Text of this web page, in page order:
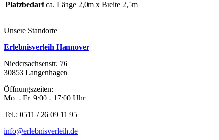
Platzbedarf ca. Länge 2,0m x Breite 2,5m
Unsere Standorte
Erlebnisverleih Hannover
Niedersachsenstr. 76
30853 Langenhagen
Öffnungszeiten:
Mo. - Fr. 9:00 - 17:00 Uhr
Tel.: 0511 / 26 09 11 95
info@erlebnisverleih.de